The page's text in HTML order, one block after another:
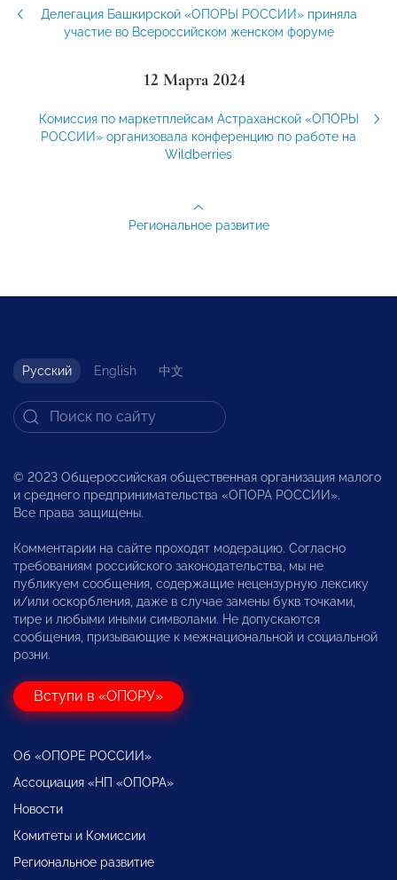
Делегация Башкирской «ОПОРЫ РОССИИ» приняла
участие во Всероссийском женском форуме
12 Марта 2024
Комиссия по маркетплейсам Астраханской «ОПОРЫ
РОССИИ» организовала конференцию по работе на
Wildberries
Региональное развитие
Русский English 中文
© 2023 Общероссийская общественная организация малого
и среднего предпринимательства «ОПОРА РОССИИ».
Все права защищены.
Комментарии на сайте проходят модерацию. Согласно
требованиям российского законодательства, мы не
публикуем сообщения, содержащие нецензурную лексику
и/или оскорбления, даже в случае замены букв точками,
тире и любыми иными символами. Не допускаются
сообщения, призывающие к межнациональной и социальной
розни.
Вступи в «ОПОРУ»
Об «ОПОРЕ РОССИИ»
Ассоциация «НП «ОПОРА»
Новости
Комитеты и Комиссии
Региональное развитие